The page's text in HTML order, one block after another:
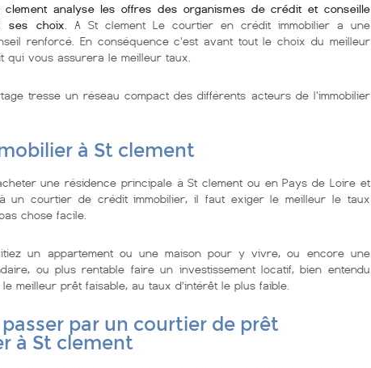
analyse les offres des organismes de crédit et conseille
ses choix . A St clement Le courtier en crédit immobilier a une
renforcé. En conséquence c'est avant tout le choix du meilleur
qui vous assurera le meilleur taux.
tresse un réseau compact des différents acteurs de l'immobilier
à St clement
une résidence principale à St clement ou en Pays de Loire et
un courtier de crédit immobilier, il faut exiger le meilleur le taux
chose facile.
un appartement ou une maison pour y vivre, ou encore une
ou plus rentable faire un investissement locatif, bien entendu
meilleur prêt faisable, au taux d’intérêt le plus faible.
par un courtier de prêt
à St clement